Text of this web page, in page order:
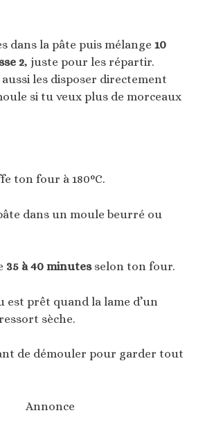
dans la pâte puis mélange 10
2, juste pour les répartir.
les disposer directement
si tu veux plus de morceaux
ton four à 180°C.
dans un moule beurré ou
35 à 40 minutesselon ton four.
est prêt quand la lame d’un
sèche.
de démouler pour garder tout
Annonce